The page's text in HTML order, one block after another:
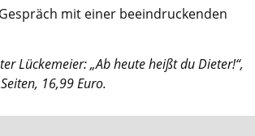
mit einer beeindruckenden
Lückemeier: „Ab heute heißt du Dieter!“,
16,99 Euro.